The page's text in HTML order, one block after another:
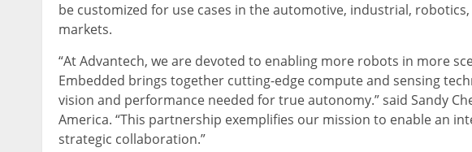
be customized for use cases in the automotive, industrial, robotics,
markets.
“At Advantech, we are devoted to enabling more robots in more
Embedded brings together cutting-edge compute and sensing
vision and performance needed for true autonomy.” said Sandy
America. “This partnership exemplifies our mission to enable an
strategic collaboration.”